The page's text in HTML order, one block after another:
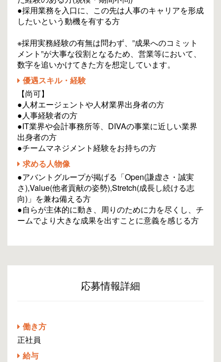
●採用業務を入口に、この先は人事のキャリアを形成
したいという動機を有する方
※採用実務経験の有無は問わず、”成果へのコミット
メント”が大事な役割となるため、営業等において、
数字を追いかけてきた方を想定しています。
優遇スキル・経験
【尚可】
●人材エージェントや人材業界出身者の方
●人事経験者の方
●IT業界や会計事務所等、DIVAの事業に近しい業界
出身者の方
●チームマネジメント経験をお持ちの方
求める人物像
●アバントグループが掲げる「Open(謙虚さ・誠実
さ),Value(他者貢献の姿勢),Stretch(成長し続ける志
向)」を兼ね備える方
●自らが主体的に動き、周りのために力を尽くし、チ
ームでより大きな成果を出すことに意義を感じる方
応募情報詳細
働き方
正社員
給与